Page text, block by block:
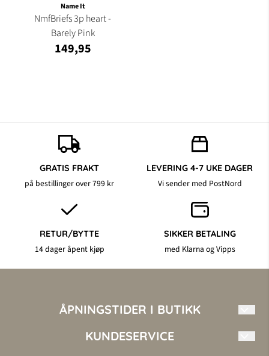
Name It
NmfBriefs 3p heart -
Barely Pink
149,95
GRATIS FRAKT
på bestillinger over 799 kr
LEVERING 4-7 UKE DAGER
Vi sender med PostNord
RETUR/BYTTE
14 dager åpent kjøp
SIKKER BETALING
med Klarna og Vipps
ÅPNINGSTIDER I BUTIKK
Torsdag 10.00 - 18.00
KUNDESERVICE